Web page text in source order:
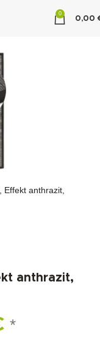
0
0,00
Effekt anthrazit,
anthrazit,
*